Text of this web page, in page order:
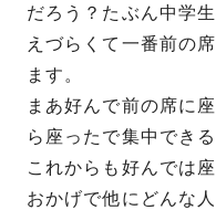
だろう？たぶん中学
えづらくて一番前の
ます。
まあ好んで前の席に
ら座ったで集中でき
これからも好んでは
おかげで他にどんな